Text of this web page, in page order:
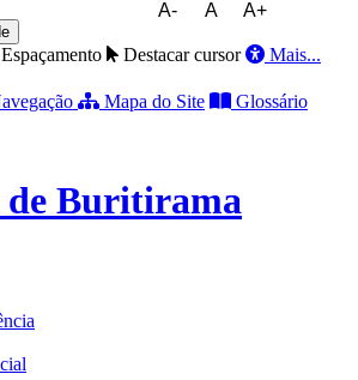
A- A A+
Espaçamento Destacar cursor Mais...
Mapa do Site Glossário
Buritirama